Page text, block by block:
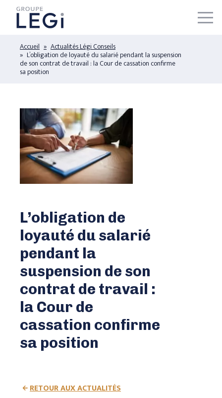
À PROPOS GROUPE LÉGI
NOS ÉQUIPES
NOUS CONTACTER
LEGI CONSEILS – AVOCATS
LEGI DPO
LEGI PATRIMOINE
LEGI RETRAITE
LEGI NOTAIRES
Accueil Actualités Légi Conseils
L’obligation de loyauté du salarié pendant la suspension
de son contrat de travail : la Cour de cassation confirme
sa position
L’obligation de
loyauté du salarié
pendant la
suspension de son
contrat de travail :
la Cour de
cassation confirme
sa position
RETOUR AUX ACTUALITÉS